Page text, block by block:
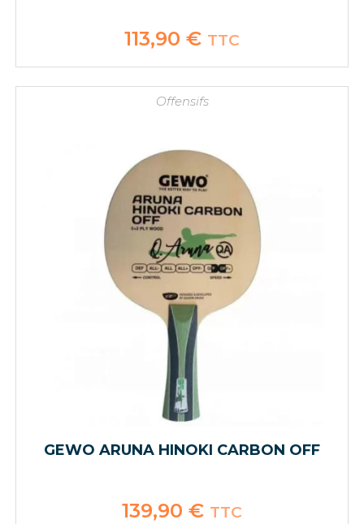
113,90 € TTC
Offensifs
GEWO ARUNA HINOKI CARBON OFF
139,90 € TTC